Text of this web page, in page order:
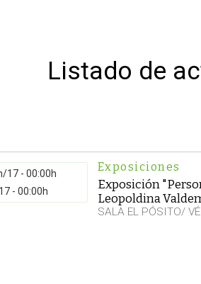
Listado de
17 - 00:00h
- 00:00h
Exposiciones
Exposición
Leopoldina
SALA EL PÓSITO/